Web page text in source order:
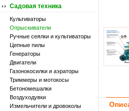
Садовая техника
Культиваторы
Опрыскиватели
Ручные сеялки и культиваторы
Цепные пилы
Генераторы
Двигатели
Газонокосилки и аэраторы
Триммеры и мотокосы
Бетономешалки
Воздуходувки
Измельчители и дровоколы